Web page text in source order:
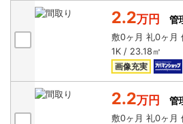
2.2万円
管
敷0ヶ月 礼0ヶ月
1K / 23.18㎡
画像充実
2.2万円
管
敷0ヶ月 礼0ヶ月